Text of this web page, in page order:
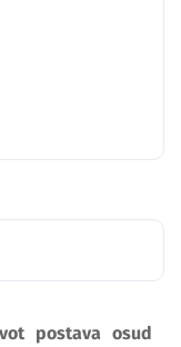
postava osud